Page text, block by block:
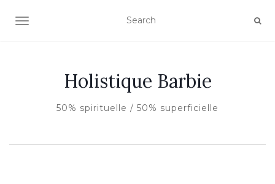
AFFICHER/MASQUER LA NAVIGATION
Holistique Barbie
50% spirituelle / 50% superficielle